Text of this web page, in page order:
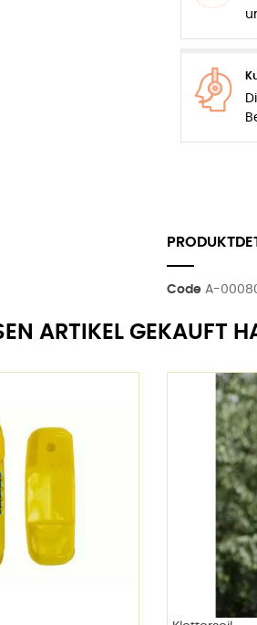
Code A-
ARTIKEL GEKAUFT